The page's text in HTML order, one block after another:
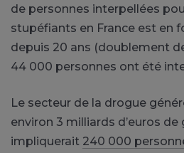
de personnes interpellées
stupéfiants en France est en
depuis 20 ans (doublement
44 000 personnes ont été
Le secteur de la drogue
environ 3 milliards d’euros de
impliquerait 240 000